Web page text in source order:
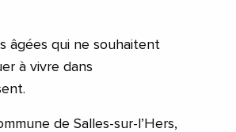
âgées qui ne souhaitent
à vivre dans
de Salles-sur-l’Hers,